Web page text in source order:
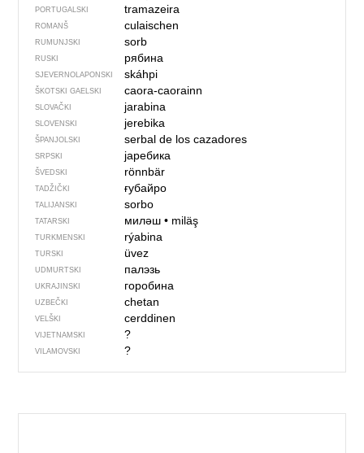
PORTUGALSKI tramazeira
ROMANŠ culaischen
RUMUNJSKI sorb
RUSKI рябина
SJEVER­NO­LA­PONSKI skáhpi
ŠKOTSKI GAELSKI caora-caorainn
SLOVAČKI jarabina
SLOVENSKI jerebika
ŠPANJOLSKI serbal de los cazadores
SRPSKI јаребика
ŠVEDSKI rönnbär
TADŽIČKI ғубайро
TALIJANSKI sorbo
TATARSKI миләш• miläş
TURKMENSKI rýabina
TURSKI üvez
UDMURTSKI палэзь
UKRAJINSKI горобина
UZBEČKI chetan
VELŠKI cerddinen
VIJETNAMSKI ?
VILAMOVSKI ?